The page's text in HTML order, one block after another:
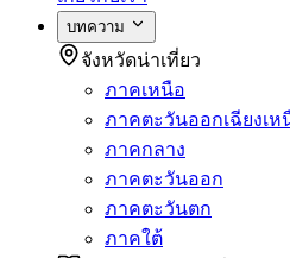
บทความ
จังหวัดน่าเที่ยว
ภาคเหนือ
ภาคตะวันออกเฉียงเห
ภาคกลาง
ภาคตะวันออก
ภาคตะวันตก
ภาคใต้